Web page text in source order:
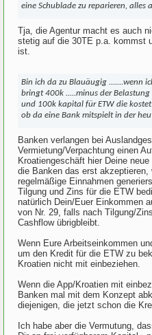
eine Schublade zu reparieren, alles
Tja, die Agentur macht es auch
stetig auf die 30TE p.a. kommst
ist.
Bin ich da zu Blauäugig .......wenn
bringt 400k .....minus der
und 100k kapital für ETW die
ob da eine Bank mitspielt in der
Banken verlangen bei
Vermietung/Verpachtung einen
Kroatiengeschäft hier Deine
die Banken das erst
regelmäßige Einnahmen
Tilgung und Zins für die ETW
natürlich Dein/Euer Einkommen
von Nr. 29, falls nach Tilgung/
Cashflow übrigbleibt.
Wenn Eure Arbeitseinkommen
um den Kredit für die ETW zu
Kroatien nicht mit einbeziehen.
Wenn die App/Kroatien mit
Banken mal mit dem Konzept
diejenigen, die jetzt schon die
Ich habe aber die Vermutung,